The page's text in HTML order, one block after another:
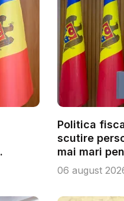
Politica
scutire
mai mari
...
06 august